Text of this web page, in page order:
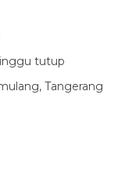
tutup
Tangerang